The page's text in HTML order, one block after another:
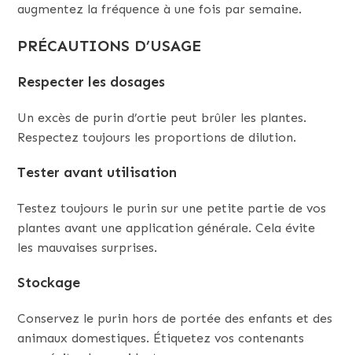
augmentez la fréquence à une fois par semaine.
PRÉCAUTIONS D’USAGE
Respecter les dosages
Un excès de purin d’ortie peut brûler les plantes.
Respectez toujours les proportions de dilution.
Tester avant utilisation
Testez toujours le purin sur une petite partie de vos
plantes avant une application générale. Cela évite
les mauvaises surprises.
Stockage
Conservez le purin hors de portée des enfants et des
animaux domestiques. Étiquetez vos contenants